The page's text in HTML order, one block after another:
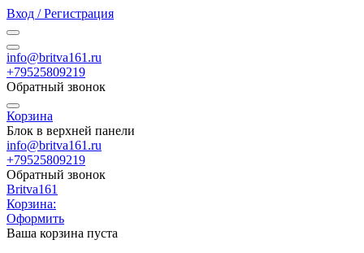
Вход / Регистрация
info@britva161.ru
+79525809219
Обратный звонок
Корзина
Блок в верхней панели
info@britva161.ru
+79525809219
Обратный звонок
Britva161
Корзина:
Оформить
Ваша корзина пуста